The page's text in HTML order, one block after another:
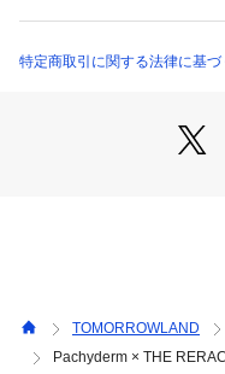
究極の機能バッグである
ら調達した高級メゾンの
シルエットや素材を追求
を美しくするデザインを
特定商取引に関する法律に基づ
TOMORROWLAND
Pachyderm × THE